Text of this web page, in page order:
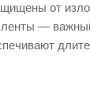
от
—